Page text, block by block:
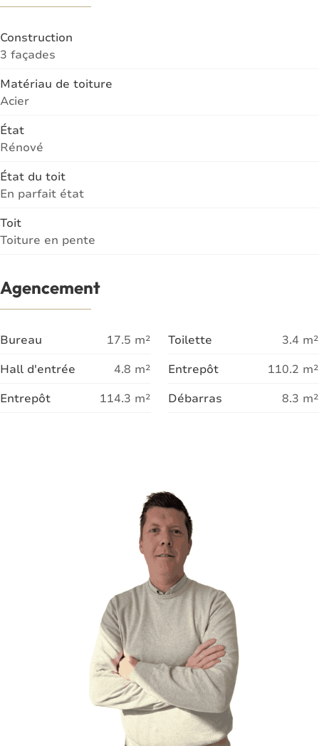
Construction
3 façades
Matériau de toiture
Acier
État
Rénové
État du toit
En parfait état
Toit
Toiture en pente
Agencement
Bureau 17.5 m² Toilette 3.4 m²
Hall d'entrée
4.8 m² Entrepôt 110.2 m²
Entrepôt
114.3 m² Débarras 8.3 m²